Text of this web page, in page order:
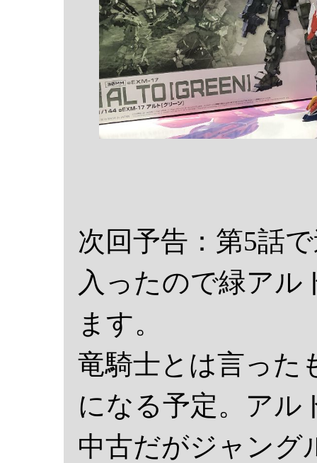
次回予告：第5話
入ったので緑アル
ます。
竜騎士とは言った
になる予定。アル
中古だがジャング